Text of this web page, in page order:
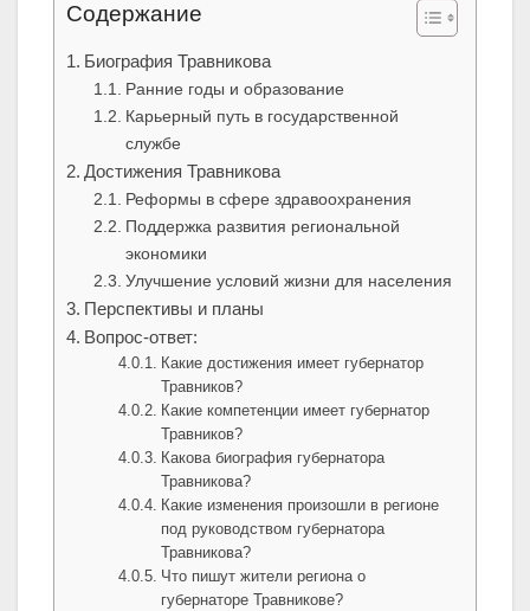
Содержание
Биография Травникова
Ранние годы и образование
Карьерный путь в государственной
службе
Достижения Травникова
Реформы в сфере здравоохранения
Поддержка развития региональной
экономики
Улучшение условий жизни для населения
Перспективы и планы
Вопрос-ответ:
Какие достижения имеет губернатор
Травников?
Какие компетенции имеет губернатор
Травников?
Какова биография губернатора
Травникова?
Какие изменения произошли в регионе
под руководством губернатора
Травникова?
Что пишут жители региона о
губернаторе Травникове?